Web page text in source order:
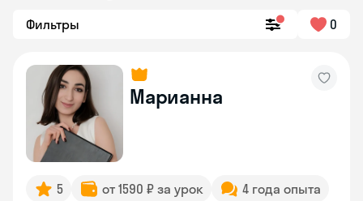
Фильтры 0
Марианна
5 от 1590 ₽ за урок
4 года опыта